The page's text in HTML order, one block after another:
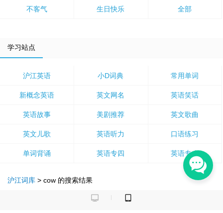
不客气 生日快乐 全部
学习站点
沪江英语 小D词典 常用单词
新概念英语 英文网名 英语笑话
英语故事 美剧推荐 英文歌曲
英文儿歌 英语听力 口语练习
单词背诵 英语专四 英语专八
沪江词库 > cow 的搜索结果